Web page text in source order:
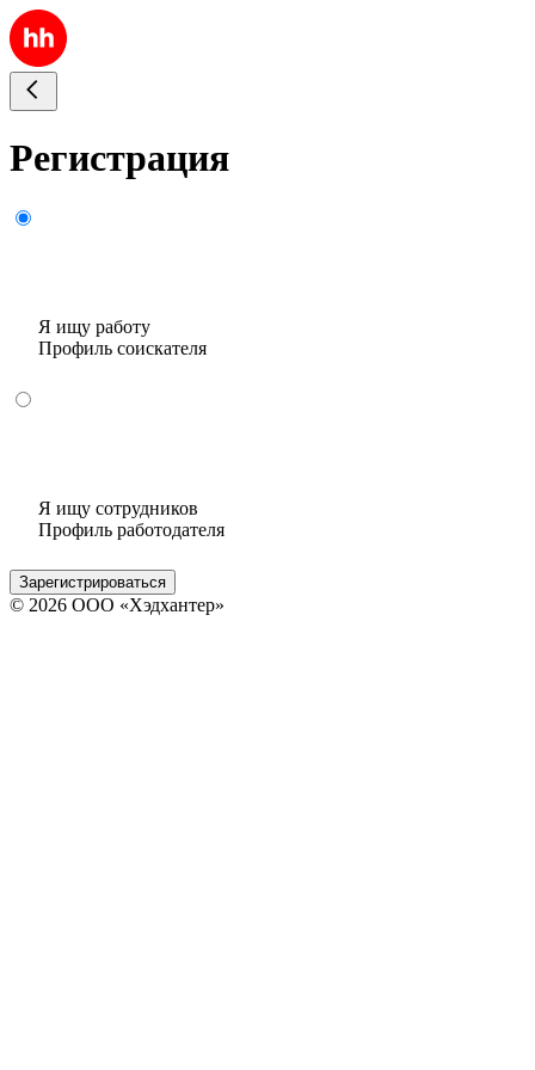
Регистрация
Я ищу работу
Профиль соискателя
Я ищу сотрудников
Профиль работодателя
Зарегистрироваться
© 2026 ООО «Хэдхантер»